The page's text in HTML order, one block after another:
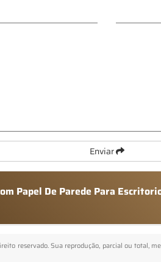
Enviar
Papel De Parede Para
reservado. Sua reprodução, parcial ou total,